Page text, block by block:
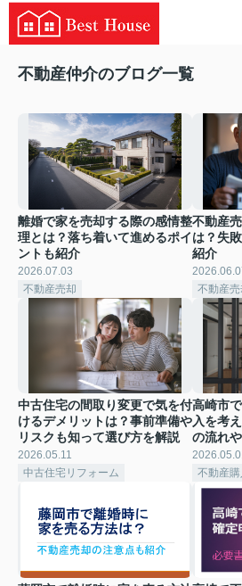
不動産仲介のブログ一覧
離婚で家を売却する際の感情整
理とは？落ち着いて進めるポイ
ントも紹介
2026.07.03
不動産売却
不動産
は？失
紹介
不動産売
中古住宅の間取り変更で気を付
けるデメリットは？事前準備や
リスクも知って選び方を解説
2026.05.11
中古住宅リフォーム
高崎市
入を考
の流れ
不動産購